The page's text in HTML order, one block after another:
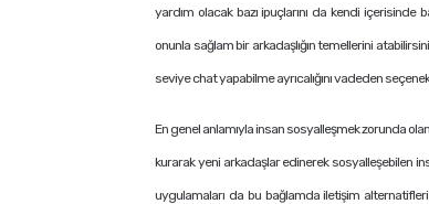
yardım olacak bazı ipuçlarını da kendi içerisinde
onunla sağlam bir arkadaşlığın temellerini
seviye chat yapabilme ayrıcalığını vadeden
En genel anlamıyla insan sosyalleşmek zorunda
kurarak yeni arkadaşlar edinerek sosyalleşebilen
uygulamaları da bu bağlamda iletişim